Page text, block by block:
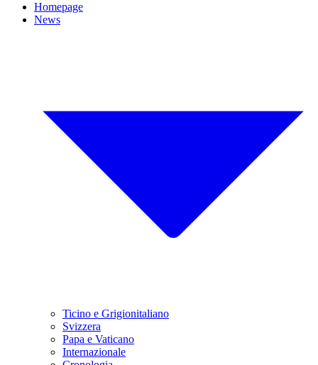
Homepage
News
Ticino e Grigionitaliano
Svizzera
Papa e Vaticano
Internazionale